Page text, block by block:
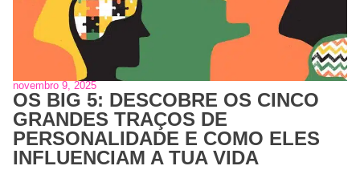
novembro 9, 2025
OS BIG 5: DESCOBRE OS CINCO
GRANDES TRAÇOS DE
PERSONALIDADE E COMO ELES
INFLUENCIAM A TUA VIDA